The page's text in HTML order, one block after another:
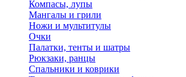
Компасы, лупы
Мангалы и грили
Ножи и мультитулы
Очки
Палатки, тенты и шатры
Рюкзаки, ранцы
Спальники и коврики